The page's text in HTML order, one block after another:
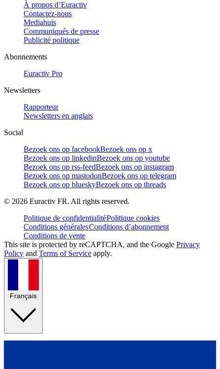
À propos d’Euractiv
Contactez-nous
Mediahuis
Communiqués de presse
Publicité politique
Abonnements
Euractiv Pro
Newsletters
Rapporteur
Newsletters en anglais
Social
Bezoek ons op facebookBezoek ons op x
Bezoek ons op linkedinBezoek ons op youtube
Bezoek ons op rss-feedBezoek ons op instagram
Bezoek ons op mastodonBezoek ons op telegram
Bezoek ons op blueskyBezoek ons op threads
© 2026 Euractiv FR. All rights reserved.
Politique de confidentialitéPolitique cookies
Conditions généralesConditions d’abonnement
Conditions de vente
This site is protected by reCAPTCHA, and the Google Privacy
Policy and Terms of Service apply.
Français